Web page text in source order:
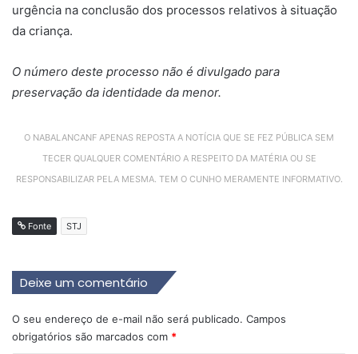
urgência na conclusão dos processos relativos à situação
da criança.
O número deste processo não é divulgado para
preservação da identidade da menor.
O NABALANCANF APENAS REPOSTA A NOTÍCIA QUE SE FEZ PÚBLICA SEM
TECER QUALQUER COMENTÁRIO A RESPEITO DA MATÉRIA OU SE
RESPONSABILIZAR PELA MESMA. TEM O CUNHO MERAMENTE INFORMATIVO.
Fonte STJ
Deixe um comentário
O seu endereço de e-mail não será publicado. Campos
obrigatórios são marcados com *